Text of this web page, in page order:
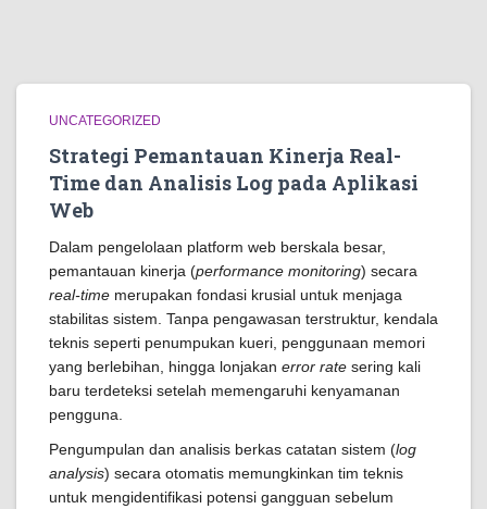
UNCATEGORIZED
Strategi Pemantauan Kinerja Real-
Time dan Analisis Log pada Aplikasi
Web
Dalam pengelolaan platform web berskala besar,
pemantauan kinerja (performance monitoring) secara
real-time merupakan fondasi krusial untuk menjaga
stabilitas sistem. Tanpa pengawasan terstruktur, kendala
teknis seperti penumpukan kueri, penggunaan memori
yang berlebihan, hingga lonjakan error rate sering kali
baru terdeteksi setelah memengaruhi kenyamanan
pengguna.
Pengumpulan dan analisis berkas catatan sistem (log
analysis) secara otomatis memungkinkan tim teknis
untuk mengidentifikasi potensi gangguan sebelum